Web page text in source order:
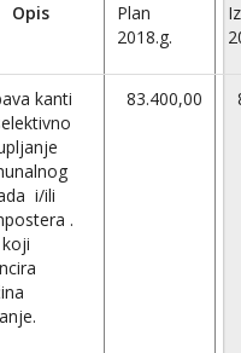
Opis
Plan
2018.g.
kanti
i/ili
.
83.400,00